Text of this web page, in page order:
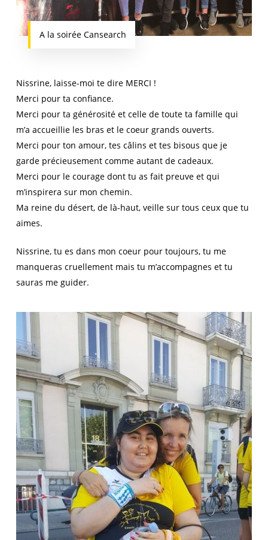
A la soirée Cansearch
Nissrine, laisse-moi te dire MERCI !
Merci pour ta confiance.
Merci pour ta générosité et celle de toute ta famille qui
m’a accueillie les bras et le coeur grands ouverts.
Merci pour ton amour, tes câlins et tes bisous que je
garde précieusement comme autant de cadeaux.
Merci pour le courage dont tu as fait preuve et qui
m’inspirera sur mon chemin.
Ma reine du désert, de là-haut, veille sur tous ceux que tu
aimes.
Nissrine, tu es dans mon coeur pour toujours, tu me
manqueras cruellement mais tu m’accompagnes et tu
sauras me guider.